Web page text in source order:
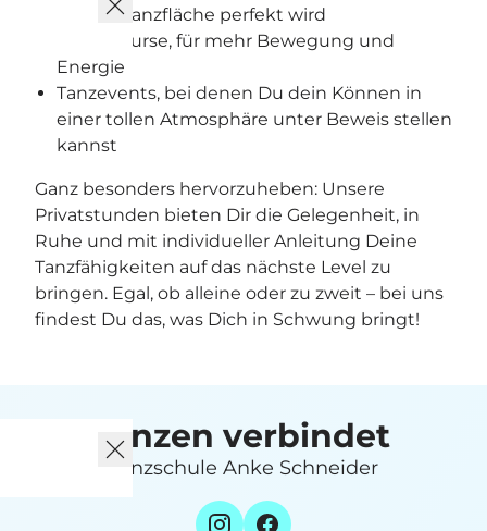
auf der Tanzfläche perfekt wird
Fitnesskurse, für mehr Bewegung und
Energie
Tanzevents, bei denen Du dein Können in
einer tollen Atmosphäre unter Beweis stellen
kannst
Ganz besonders hervorzuheben: Unsere
Privatstunden bieten Dir die Gelegenheit, in
Ruhe und mit individueller Anleitung Deine
Tanzfähigkeiten auf das nächste Level zu
bringen. Egal, ob alleine oder zu zweit – bei uns
findest Du das, was Dich in Schwung bringt!
tanzen verbindet
Tanzschule Anke Schneider